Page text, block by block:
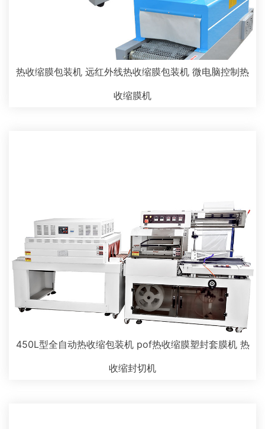
热收缩膜包装机 远红外线热收缩膜包装机 微电脑控制热
收缩膜机
450L型全自动热收缩包装机 pof热收缩膜塑封套膜机 热
收缩封切机